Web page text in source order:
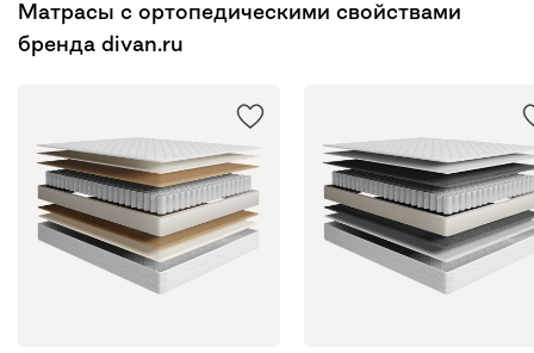
Матрасы с ортопедическими свойствами
бренда divan.ru